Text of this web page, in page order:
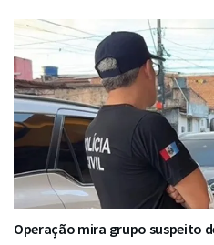
Operação mira grupo suspeito